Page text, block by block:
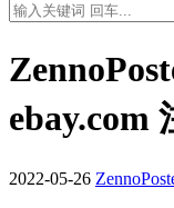
ebay.com
2022-05-26